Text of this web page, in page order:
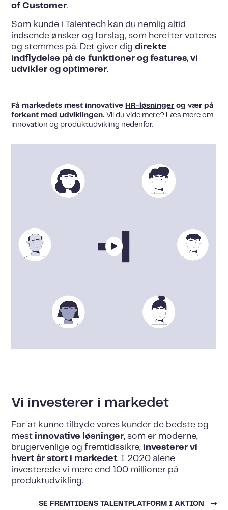
of Customer.
Som kunde i Talentech kan du nemlig altid
indsende ønsker og forslag, som herefter voteres
og stemmes på. Det giver digdirekte
indflydelse på de funktioner og features, vi
udvikler og optimerer.
Få markedets mest innovative HR-løsninger og vær på
forkant med udviklingen. Vil du vide mere? Læs mere om
innovation og produktudvikling nedenfor.
Vi investerer i markedet
For at kunne tilbyde vores kunder de bedste og
mest innovative løsninger, som er moderne,
brugervenlige og fremtidssikre, investerer vi
hvert år stort i markedet. I 2020 alene
investerede vi mere end 100 millioner på
produktudvikling.
SE FREMTIDENS TALENTPLATFORM I AKTION